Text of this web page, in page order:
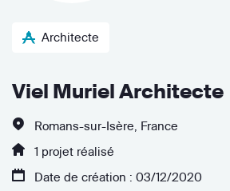
Architecte
Viel Muriel Architecte
Romans-sur-Isère, France
1 projet réalisé
Date de création : 03/12/2020